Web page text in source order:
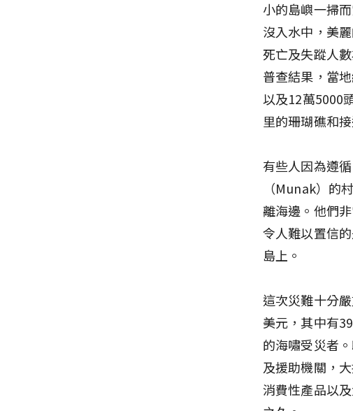
小的島嶼一掃
沒入水中，美
死亡及失蹤人
普查結果，當
以及12萬5000
里的珊瑚礁和
有些人因為遵
（Munak）的
離海邊。他們
令人難以置信
島上。
這次災難十分
美元，其中有
的海嘯受災者
及援助機關，
消費性產品以